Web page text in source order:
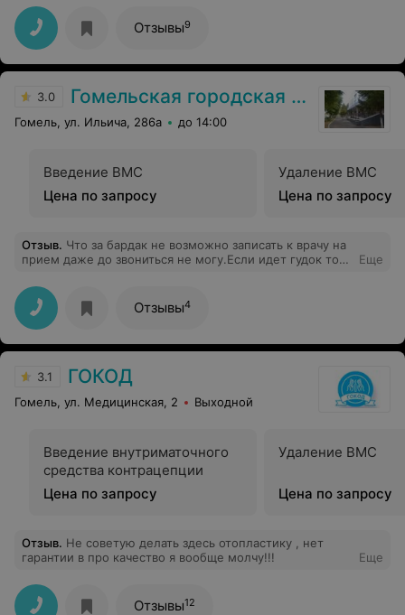
Зарегистрироваться для онлайн записи - пришлось
идти в поликлинику, потому что на почту логин и
пароль не пришли. Пока зарегистрировалась
ближайшая запись через 1,5 недели. По телефону
можно записаться только утром день в день. Спасибо
поликлинику и узнать, что сегодня твой врач вообще
не принимает. Сделайте уже что-нибудь! Не удивлюсь,
если в этом районе самый высокий % больных людей.
Отзывы9
3.0 Гомельская городская поликлиника №1
Гомель, ул. Ильича, 286а до 14:00
Введение ВМС
Цена по запросу
Удаление ВМС
Цена по запросу
Отзыв. Что за бардак не возможно записать к врачу на
прием даже до звониться не могу.Если идет гудок то
жаловаться в облисполком может они помогут вам
навести порядок в поликлинике.
Еще
Отзывы4
3.1 ГОКОД
Гомель, ул. Медицинская, 2 Выходной
Введение внутриматочного
средства контрацепции
Цена по запросу
Удаление ВМС
Цена по запросу
Отзыв. Не советую делать здесь отопластику , нет
гарантии в про качество я вообще молчу!!!
Еще
Отзывы12